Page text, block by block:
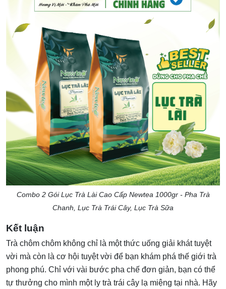
Combo 2 Gói Lục Trà Lài Cao Cấp Newtea 1000gr - Pha Trà
Chanh, Lục Trà Trái Cây, Lục Trà Sữa
Kết luận
Trà chôm chôm không chỉ là một thức uống giải khát tuyệt
vời mà còn là cơ hội tuyệt vời để bạn khám phá thế giới trà
phong phú. Chỉ với vài bước pha chế đơn giản, bạn có thể
tự thưởng cho mình một ly trà trái cây lạ miệng tại nhà. Hãy